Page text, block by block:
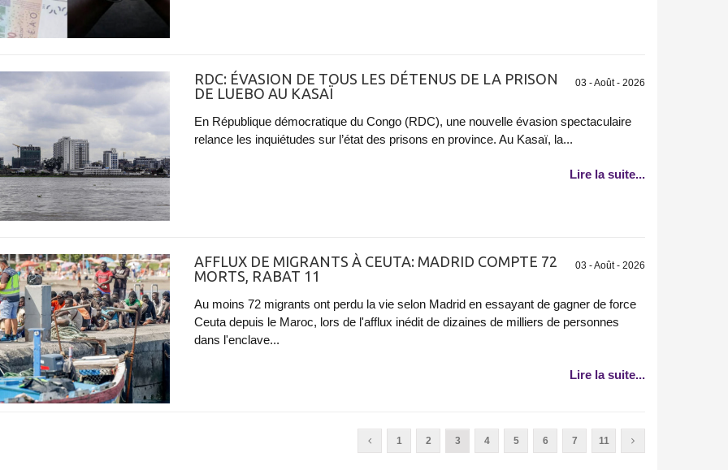
03 - Août - 2026
RDC: ÉVASION DE TOUS LES DÉTENUS DE LA PRISON
DE LUEBO AU KASAÏ
En République démocratique du Congo (RDC), une nouvelle évasion spectaculaire
relance les inquiétudes sur l’état des prisons en province. Au Kasaï, la...
Lire la suite...
03 - Août - 2026
AFFLUX DE MIGRANTS À CEUTA: MADRID COMPTE 72
MORTS, RABAT 11
Au moins 72 migrants ont perdu la vie selon Madrid en essayant de gagner de force
Ceuta depuis le Maroc, lors de l'afflux inédit de dizaines de milliers de personnes
dans l'enclave...
Lire la suite...
1 2 3 4 5 6 7 11